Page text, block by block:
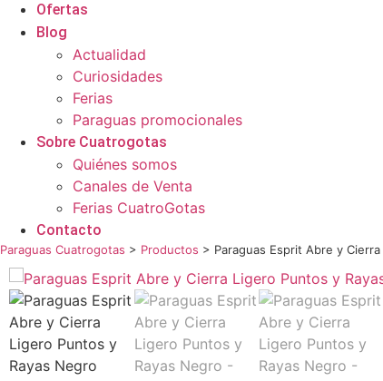
Ofertas
Blog
Actualidad
Curiosidades
Ferias
Paraguas promocionales
Sobre Cuatrogotas
Quiénes somos
Canales de Venta
Ferias CuatroGotas
Contacto
Paraguas Cuatrogotas > Productos > Paraguas Esprit Abre y